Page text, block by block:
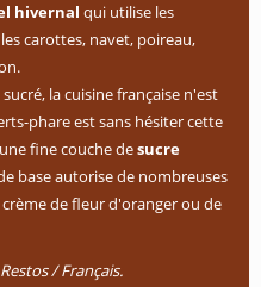
hivernal qui utilise les
carottes, navet, poireau,
la cuisine française n'est
phare est sans hésiter cette
fine couche desucre
base autorise de nombreuses
de fleur d'oranger ou de
/ Français.